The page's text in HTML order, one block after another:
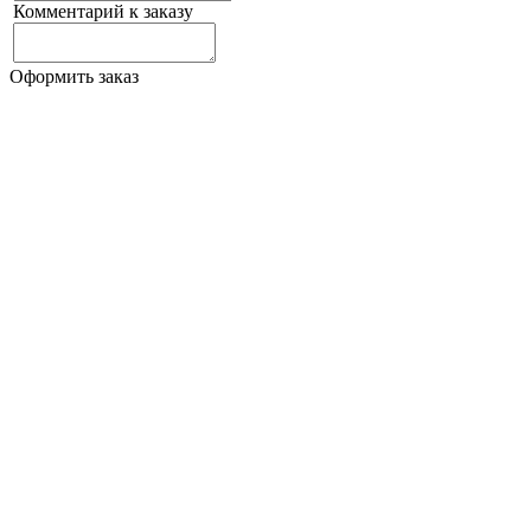
Комментарий к заказу
Оформить заказ